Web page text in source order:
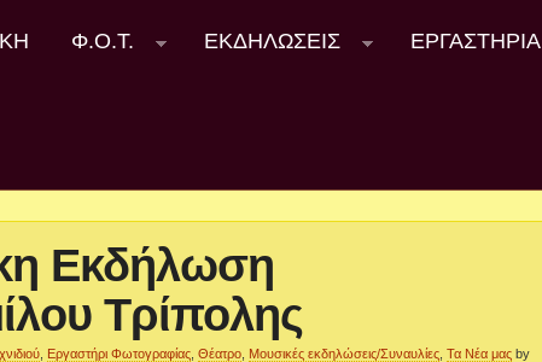
Φ.Ο.Τ. ΕΚΔΗΛΩΣΕΙΣ ΕΡΓΑΣΤΗΡΙΑ
Εκδήλωση
Τρίπολης
Εργαστήρι Φωτογραφίας ,Θέατρο Μουσικές εκδηλώσεις/Συναυλίες ,Τα Νέα μας by